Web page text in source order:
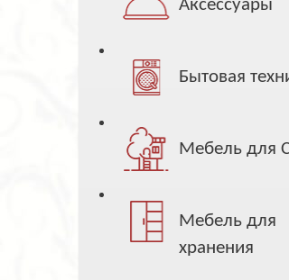
Аксессуары
Бытовая
Мебель для
Мебель для
хранения